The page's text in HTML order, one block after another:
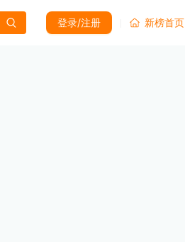
登录/注册 新榜首页